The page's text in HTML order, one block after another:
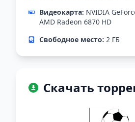
Видеокарта: NVIDIA
AMD Radeon 6870 HD
Свободное место: 2 ГБ
Скачать